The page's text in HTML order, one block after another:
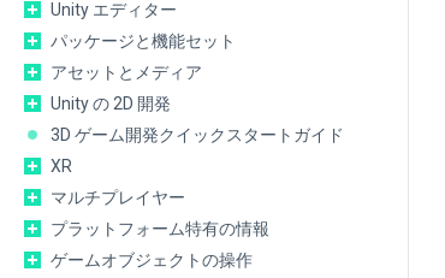
Unity エディター
パッケージと機能セット
アセットとメディア
Unity の 2D 開発
3D ゲーム開発クイックスタートガイド
XR
マルチプレイヤー
プラットフォーム特有の情報
ゲームオブジェクトの操作